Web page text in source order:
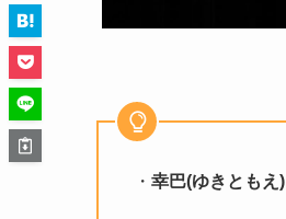
・ 幸巴(ゆきともえ)